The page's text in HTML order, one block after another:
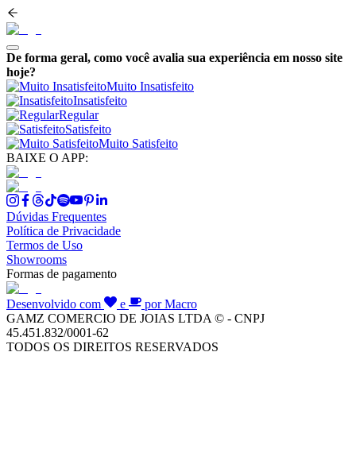
De forma geral, como você avalia sua experiência em nosso site
hoje?
Muito Insatisfeito
Insatisfeito
Regular
Satisfeito
Muito Satisfeito
BAIXE O APP:
Dúvidas Frequentes
Política de Privacidade
Termos de Uso
Showrooms
Formas de pagamento
Desenvolvido com e
por Macro
GAMZ COMERCIO DE JOIAS LTDA © - CNPJ
45.451.832/0001-62
TODOS OS DIREITOS RESERVADOS